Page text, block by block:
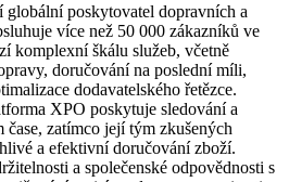
poskytovatel dopravních a
více než 50 000 zákazníků ve
komplexní škálu služeb, včetně
doručování na poslední míli,
dodavatelského řetězce.
XPO poskytuje sledování a
zatímco její tým zkušených
a efektivní doručování zboží.
a společenské odpovědnosti s